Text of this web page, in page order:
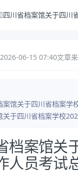
四川省档案馆关于四川
06-15 07:40文章
案馆关于四川省档案学
关于四川省档案学校
档案馆关
人员考试